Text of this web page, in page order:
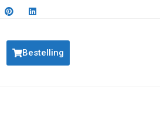
Bestelling